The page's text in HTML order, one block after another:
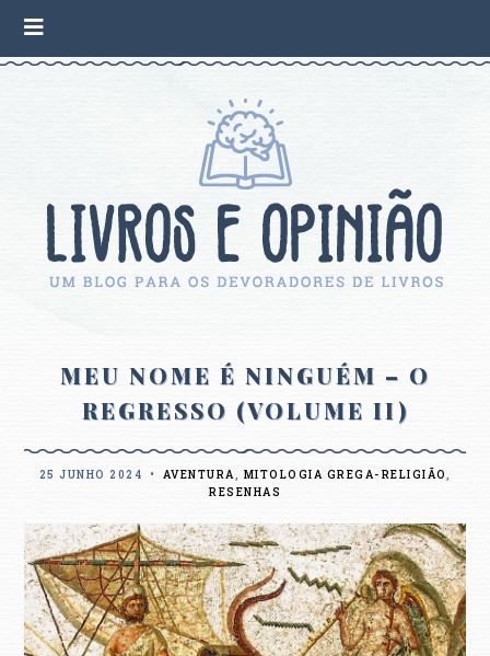
MEU NOME É NINGUÉM – O
REGRESSO (VOLUME II)
25 JUNHO 2024 • AVENTURA, MITOLOGIA GREGA-RELIGIÃO,
RESENHAS